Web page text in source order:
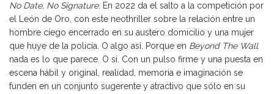
No Date, No Signature. En 2022 da el salto a la competición por
el León de Oro, con este neothriller sobre la relación entre un
hombre ciego encerrado en su austero domicilio y una mujer
que huye de la policía. O algo así. Porque en Beyond The Wall
nada es lo que parece. O sí. Con un pulso firme y una puesta en
escena hábil y original, realidad, memoria e imaginación se
funden en un conjunto sugerente y atractivo que sólo en su